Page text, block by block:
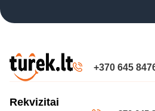
+370 645
Rekvizitai